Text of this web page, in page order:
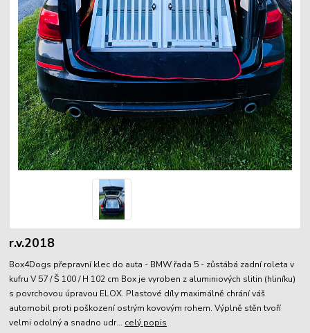
r.v.2018
Box4Dogs přepravní klec do auta - BMW řada 5 - zůstábá zadní roleta v
kufru V 57 / Š 100 / H 102 cm Box je vyroben z aluminiových slitin (hliníku)
s povrchovou úpravou ELOX. Plastové díly maximálně chrání váš
automobil proti poškození ostrým kovovým rohem. Výplně stěn tvoří
velmi odolný a snadno udr... celý popis